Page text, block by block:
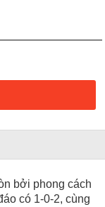
bởi phong cách
có 1-0-2, cùng